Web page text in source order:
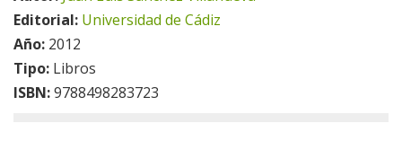
Editorial: Universidad de Cádiz
Año: 2012
Tipo: Libros
ISBN:9788498283723